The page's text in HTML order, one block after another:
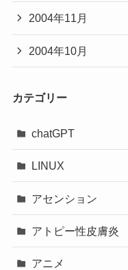
2004年11月
2004年10月
カテゴリー
chatGPT
LINUX
アセンション
アトピー性皮膚炎
アニメ